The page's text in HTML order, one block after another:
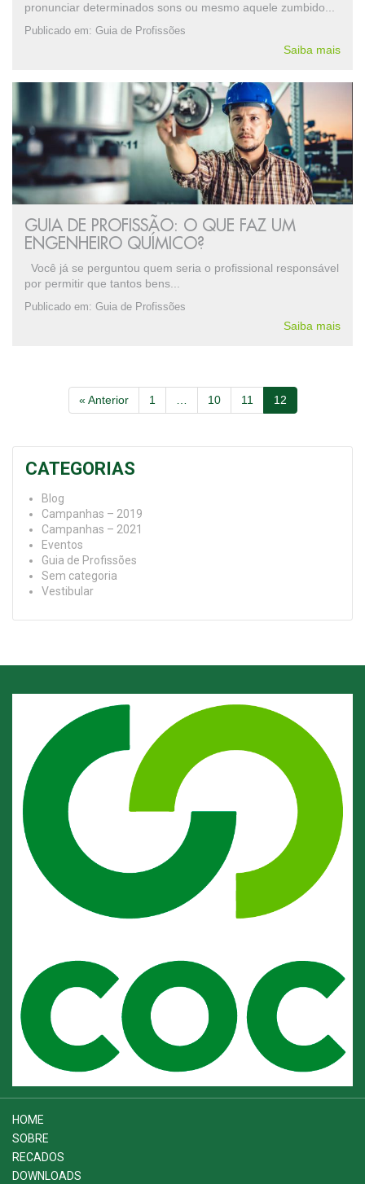
pronunciar determinados sons ou mesmo aquele zumbido...
Publicado em: Guia de Profissões
Saiba mais
GUIA DE PROFISSÃO: O QUE FAZ UM
ENGENHEIRO QUÍMICO?
Você já se perguntou quem seria o profissional responsável
por permitir que tantos bens...
Publicado em: Guia de Profissões
Saiba mais
« Anterior 1 … 10 11 12
CATEGORIAS
Blog
Campanhas – 2019
Campanhas – 2021
Eventos
Guia de Profissões
Sem categoria
Vestibular
HOME
SOBRE
RECADOS
DOWNLOADS